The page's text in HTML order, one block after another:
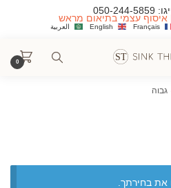
050-244-5859
עצמי בתיאום מראש
العربية English Français
0
גבוה
את בחירתך.